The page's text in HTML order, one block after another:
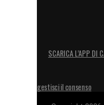
SCARICA L’APP DI
gestisci il consenso